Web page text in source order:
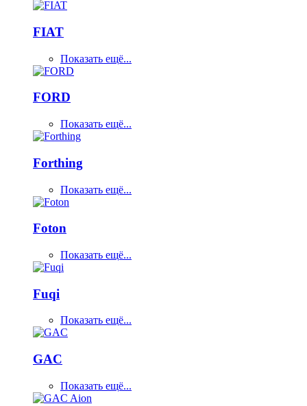
FIAT
Показать ещё...
FORD
Показать ещё...
Forthing
Показать ещё...
Foton
Показать ещё...
Fuqi
Показать ещё...
GAC
Показать ещё...